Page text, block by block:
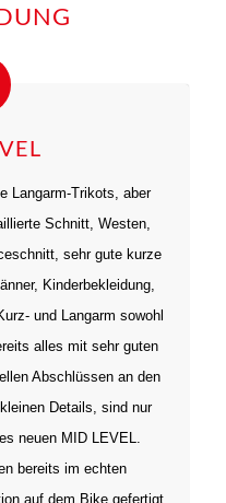
Langarm-Trikots, aber
Schnitt, Westen,
sehr gute kurze
Kinderbekleidung,
und Langarm sowohl
alles mit sehr guten
Abschlüssen an den
Details, sind nur
neuen MID LEVEL.
bereits im echten
auf dem Bike gefertigt